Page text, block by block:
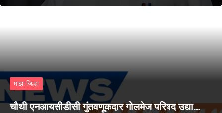
माझा जिल्हा
चौथी एनआयसीडीसी गुंतवणूकदार गोलमेज परिषद उद्या…